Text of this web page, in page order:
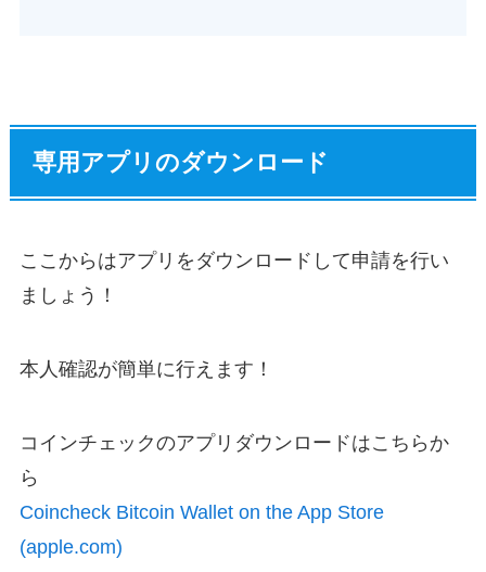
専用アプリのダウンロード
ここからはアプリをダウンロードして申請を行い
ましょう！
本人確認が簡単に行えます！
コインチェックのアプリダウンロードはこちらか
ら
Coincheck Bitcoin Wallet on the App Store
(apple.com)